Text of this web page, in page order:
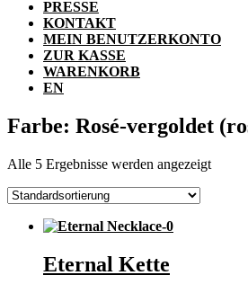
PRESSE
KONTAKT
MEIN BENUTZERKONTO
ZUR KASSE
WARENKORB
EN
Farbe: Rosé-vergoldet
Alle 5 Ergebnisse werden angezeigt
Eternal Kette